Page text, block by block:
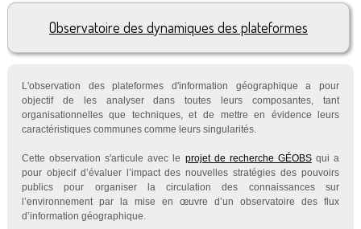
Observatoire des dynamiques des plateformes
L'observation des plateformes d'information géographique a pour
objectif de les analyser dans toutes leurs composantes, tant
organisationnelles que techniques, et de mettre en évidence leurs
caractéristiques communes comme leurs singularités.
Cette observation s'articule avec le projet de recherche GÉOBSqui a
pour objecif d’évaluer l’impact des nouvelles stratégies des pouvoirs
publics pour organiser la circulation des connaissances sur
l’environnement par la mise en œuvre d’un observatoire des flux
d’information géographique.